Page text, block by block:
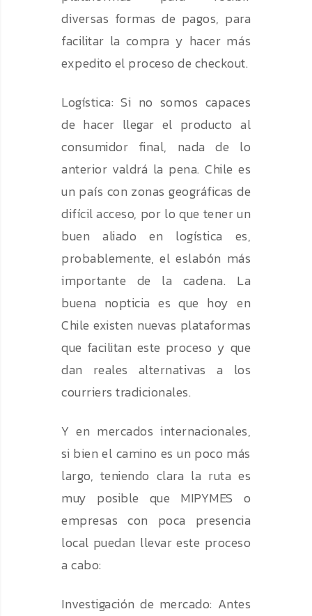
diversas formas de pagos, para
facilitar la compra y hacer más
expedito el proceso de checkout.
Logística: Si no somos capaces
de hacer llegar el producto al
consumidor final, nada de lo
anterior valdrá la pena. Chile es
un país con zonas geográficas de
difícil acceso, por lo que tener un
buen aliado en logística es,
probablemente, el eslabón más
importante de la cadena. La
buena nopticia es que hoy en
Chile existen nuevas plataformas
que facilitan este proceso y que
dan reales alternativas a los
courriers tradicionales.
Y en mercados internacionales,
si bien el camino es un poco más
largo, teniendo clara la ruta es
muy posible que MIPYMES o
empresas con poca presencia
local puedan llevar este proceso
a cabo:
Investigación de mercado: Antes